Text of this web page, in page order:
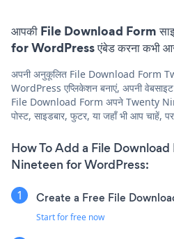
आपकी File Download Form
for WordPress एंबेड करना कभी
अपनी अनुकूलित File Download Form
WordPress एप्लिकेशन बनाएं, अपनी
File Download Form अपने Twenty
पोस्ट, साइडबार, फुटर, या जहाँ भी आप चाहें,
How To Add a File
Nineteen for WordPress:
Create a Free File
Start for free now